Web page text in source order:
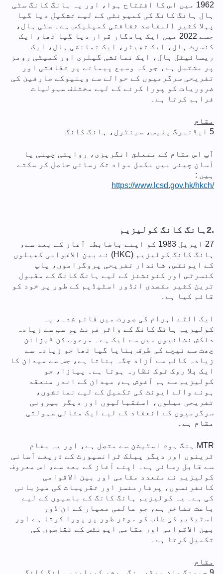
1962 میں اس کا افتتاح ہوا، اور یہ ہانگ کانگ سٹی
ہال ہانگ کانگ کی کمیونٹی کے لیے تشکیل دیا گیا
پہلا کثیر المقاصد ثقافتی کمپلیکس ہے۔ سٹی ہال،
جسے 2022 میں ایک یادگار قرار دیا گیا تھا، ایک
کنسرٹ ہال، ایک تھیٹر، ایک نمائشی ہال، ایک
ریسائیٹل ہال، ایک نمائشی گیلری اور کمیٹی رومز
پر مشتمل ہے، جو کہ وسیع پیمانے پر ثقافتی اور
تفریحی سرگرمیوں کے حوالے سے وینیوکے صارفین کی
ضروریات کو پورا کرنے کے لیے مختلف سہولیات
فراہم کرتا ہے۔
مقام
5 ایڈنبرگ پلیس، سینٹرل، ہانگ کانگ
آپ اس مقام کے متعلق انگریزی، روایتی چینی یا
آسان چینی میں مکمل مواد تک رسائی حاصل کر سکتے
ہیں :
https://www.lcsd.gov.hk/hkch/
ہانگ کانگ کولیزیم2.
27 اپریل 1983 کو اپنے باضابطہ آغاز کے بعد سے،
ہانگ کانگ کولیزیم (HKC) نے بین الاقوامی کھیلوں
کے ایونٹس، شاندار تفریحی پروگراموں، پاپ
کنسرٹس اور کنونشنز کے لیے ہانگ کانگ کے مقبول
ترین کثیر مقصدی انڈور اسٹیڈیم کے طور پر خود کو
قائم کیا ہے۔
ایک الٹے اہرام کی صورت میں قائم شدہ، یہ
کولیزیم ہانگ کانگ کے واٹر فرنٹ پر سب سے زیادہ
دلکش نشانیوں میں سے ایک ہے۔ مرعوب کن ڈیزائن
چھت سے نیچے کی طرف بنایا گیا تھا جو زیادہ سے
زیادہ کالم سے آزاد جگہ بناتا ہے، جس سے میدان کا
ایک بلا روک ٹوک نظارہ ہوتا ہے۔ پیازا، جو
کولیزیم سے ہم آغوش ہے، میدان کے اندر منعقد
ہونے والے ایونٹ کی تکمیل کے لیے نمائشوں،
تفریحی میلوں، استقبالیوں اور دیگر بیرونی
سرگرمیوں کے انعقاد کے لیے ایک مثالی سہولتی
مقام ہے۔
MTR ہنگ ہوم اسٹیشن سے متصل ہے، اور یہ مقام
ٹرینوں اور دیگر پبلک ٹرانسپورٹ کے ذریعے آسانی
سے قابل رسائی ہے۔ اپنے آغاز کے بعد سے، اس معروف
کولیزیم نے متعدد مقامی اور بین الاقوامی
کانفرنسوں، پرفارمنسز اور تقریبات کی میزبانی
کی ہے۔ یہ کولیزیم ہانگ کانگ کے باسیوں کے لیے
باعث تفاخر ہے، جو عالمی معیار کے ان ڈور
اسٹیڈیم کی طلب کو موثر طور پر پورا کرتا ہے اور
بین الاقوامی اور مقامی ایونٹس کے تقاضوں کی
تکمیل کرتا ہے۔
مقام
9 چیونگ وان روڈ، ہنگ ہوم، کوولون، ہانگ کانگ